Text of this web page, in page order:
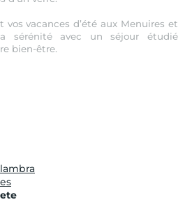
vos vacances d’été aux Menuires et
sérénité avec un séjour étudié
bien-être.